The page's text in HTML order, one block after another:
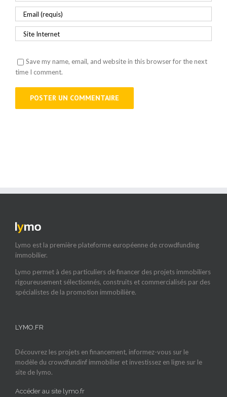
Save my name, email, and website in this browser for the next
time I comment.
Lymo est la première plateforme européenne de crowdfunding
immobilier.
Lymo permet à des particuliers de financer des projets immobiliers
rigoureusement sélectionnés, construits et commercialisés par des
spécialistes de la promotion immobilière.
LYMO.FR
Découvrez les projets en financement, informez-vous sur le
modèle du crowdfundinf immobilier et investissez en ligne sur le
site de lymo.
Accéder au site lymo.fr